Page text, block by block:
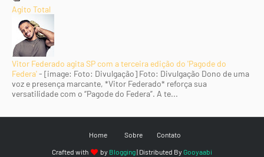
Agito Total
Vitor Federado agita SP com a terceira edição do 'Pagode do
Federa'- [image: Foto: Divulgação] Foto: Divulgação Dono de uma
voz e presença marcante, *Vitor Federado* reforça sua
versatilidade com o “Pagode do Federa”. A te...
Home Sobre Contato
Crafted with by Blogging| Distributed By Gooyaabi